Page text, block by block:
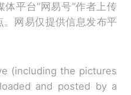
平台“网易号”作者上传
网易仅提供信息发布平
(including the pictures
and posted by a